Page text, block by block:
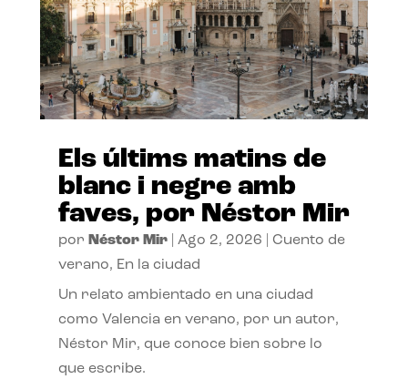
Els últims matins de
blanc i negre amb
faves, por Néstor Mir
por Néstor Mir| Ago 2, 2026
Cuento de
verano, En la ciudad
Un relato ambientado en una ciudad
como Valencia en verano, por un autor,
Néstor Mir, que conoce bien sobre lo
que escribe.